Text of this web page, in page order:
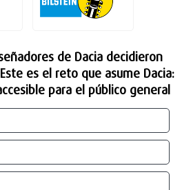
de Dacia decidieron
es el reto que asume Dacia:
para el público general